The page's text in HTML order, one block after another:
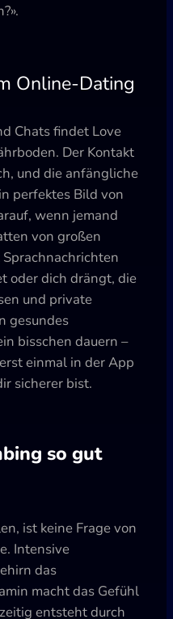
Online-Dating
Chats findet Love
Der Kontakt
und die anfängliche
perfektes Bild von
wenn jemand
von großen
oder dich drängt, die
und private
gesundes
bisschen dauern –
einmal in der App
sicherer bist.
so gut
ist keine Frage von
Intensive
das
macht das Gefühl
entsteht durch